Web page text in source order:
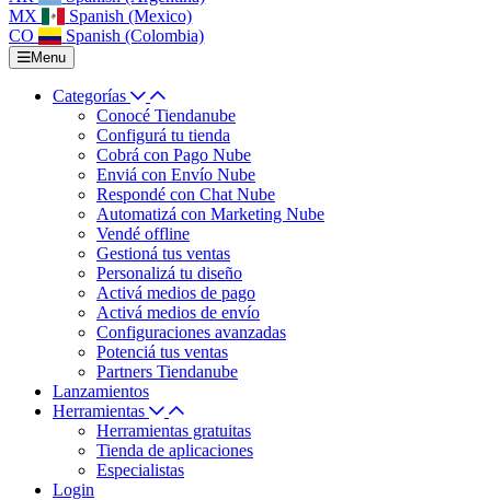
MX
Spanish (Mexico)
CO
Spanish (Colombia)
Menu
Categorías
Conocé Tiendanube
Configurá tu tienda
Cobrá con Pago Nube
Enviá con Envío Nube
Respondé con Chat Nube
Automatizá con Marketing Nube
Vendé offline
Gestioná tus ventas
Personalizá tu diseño
Activá medios de pago
Activá medios de envío
Configuraciones avanzadas
Potenciá tus ventas
Partners Tiendanube
Lanzamientos
Herramientas
Herramientas gratuitas
Tienda de aplicaciones
Especialistas
Login